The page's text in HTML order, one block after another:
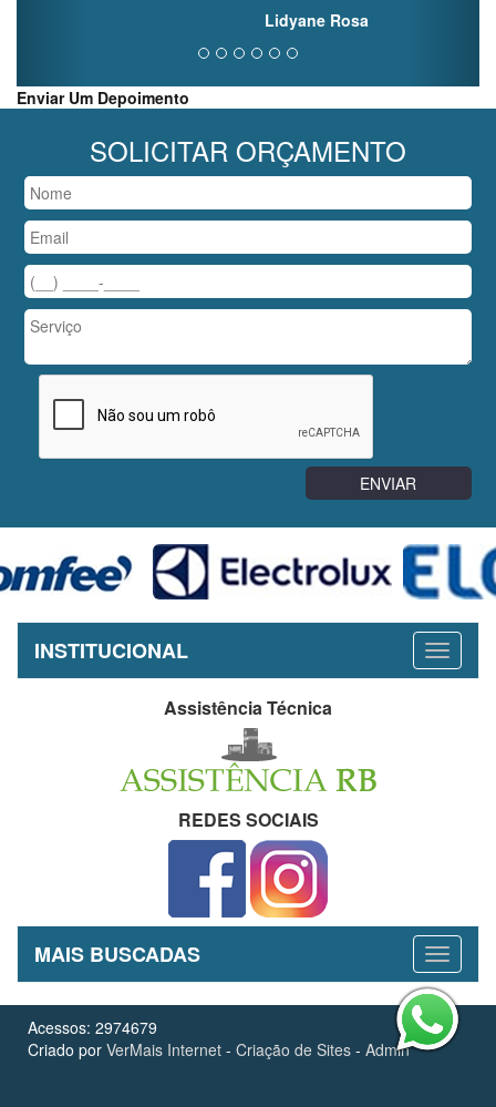
Lidyane Rosa
Enviar Um Depoimento
SOLICITAR ORÇAMENTO
INSTITUCIONAL
Assistência Técnica
REDES SOCIAIS
MAIS BUSCADAS
Acessos: 2974679
Criado por VerMais Internet - Criação de Sites - Admin